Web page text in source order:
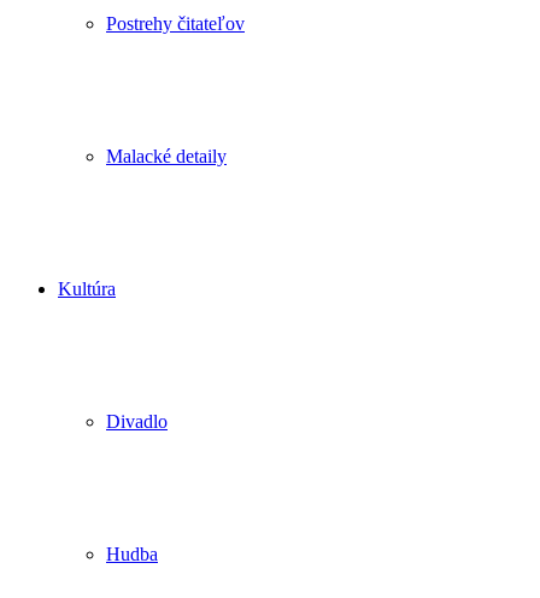
Postrehy čitateľov
Malacké detaily
Kultúra
Divadlo
Hudba